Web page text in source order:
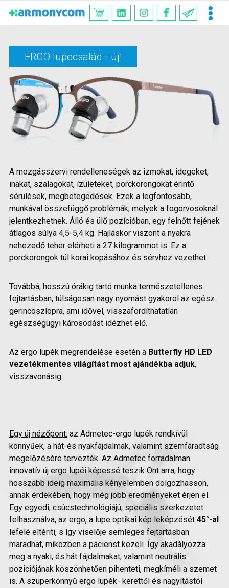
ERGO lupecsalád - új!
A mozgásszervi rendelleneségek az izmokat, idegeket,
inakat, szalagokat, ízületeket, porckorongokat érintő
sérülések, megbetegedések. Ezek a legfontosabb,
munkával összefüggő problémák, melyek a fogorvosoknál
jelentkezhetnek. Álló és ülő pozícióban, egy felnőtt fejének
átlagos súlya 4,5-5,4 kg. Hajláskor viszont a nyakra
nehezedő teher elérheti a 27 kilogrammot is. Ez a
porckorongok túl korai kopásához és sérvhez vezethet.
Továbbá, hosszú órákig tartó munka természetellenes
fejtartásban, túlságosan nagy nyomást gyakorol az egész
gerincoszlopra, ami idővel, visszafordíthatatlan
egészségügyi károsodást idézhet elő.
Az ergo lupék megrendelése esetén a Butterfly HD LED
vezetékmentes világítást most ajándékba adjuk,
visszavonásig.
Egy új nézőpont: az Admetec-ergo lupék rendkívül
könnyűek, a hát-és nyakfájdalmak, valamint szemfáradtság
megelőzésére tervezték. Az Admetec forradalman
innovatív új ergo lupéi képessé teszik Önt arra, hogy
hosszabb ideig maximális kényelemben dolgozhasson,
annak érdekében, hogy még jobb eredményeket érjen el.
Egy egyedi, csúcstechnológiájú, speciális szerkezetet
felhasználva, az ergo, a lupe optikai kép leképzését 45°-al
lefelé eltériti, s így viselője semleges fejtartásban
maradhat, miközben a pácienst kezeli. Így akadályozza
meg a nyaki, és hát fájdalmakat, valamint neutrális
poziciójának köszönhetően pihenteti, megkíméli a szemet
is. A szuperkönnyű ergo lupék- kerettől és nagyítástól